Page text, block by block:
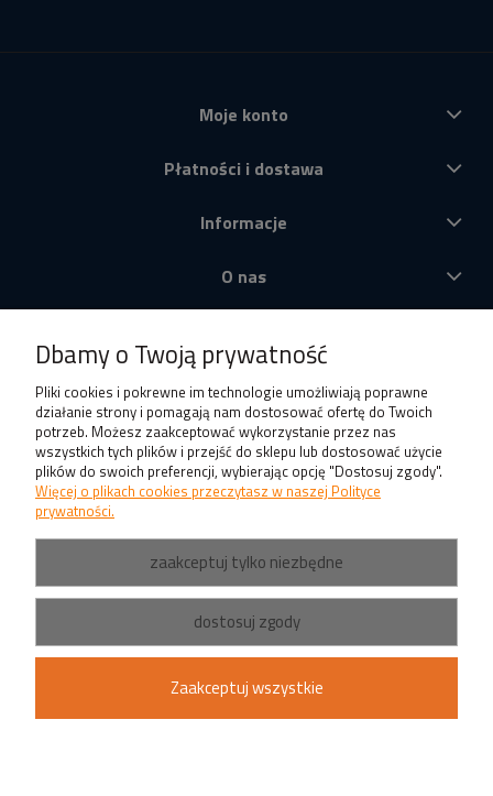
Moje konto
Płatności i dostawa
Informacje
O nas
Dbamy o Twoją prywatność
Pliki cookies i pokrewne im technologie umożliwiają poprawne
działanie strony i pomagają nam dostosować ofertę do Twoich
potrzeb. Możesz zaakceptować wykorzystanie przez nas
wszystkich tych plików i przejść do sklepu lub dostosować użycie
plików do swoich preferencji, wybierając opcję "Dostosuj zgody".
Więcej o plikach cookies przeczytasz w naszej Polityce
prywatności.
zaakceptuj tylko niezbędne
dostosuj zgody
Zaakceptuj wszystkie